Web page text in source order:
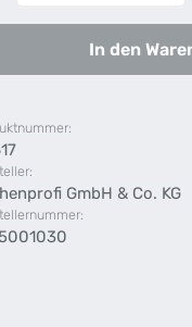
In den
GmbH & Co. KG